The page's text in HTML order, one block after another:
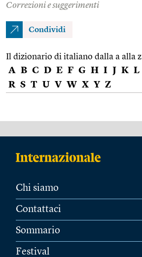
Correzioni e suggerimenti
Condividi
Il dizionario di italiano dalla a alla z
A B C D E F G H I J K L
R S T U V W X Y Z
Chi siamo
Contattaci
Sommario
Festival